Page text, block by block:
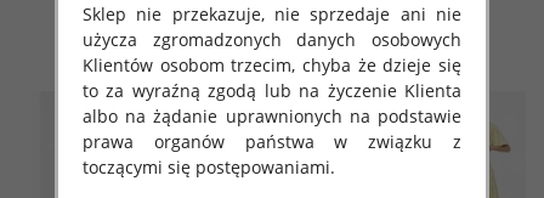
35.00 zł
szczegóły
36.00 zł
szczegóły
Sklep nie przekazuje, nie sprzedaje ani nie
użycza zgromadzonych danych osobowych
Klientów osobom trzecim, chyba że dzieje się
to za wyraźną zgodą lub na życzenie Klienta
albo na żądanie uprawnionych na podstawie
prawa organów państwa w związku z
toczącymi się postępowaniami.